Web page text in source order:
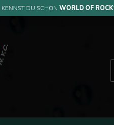
KENNST DU SCHON WORLD OF ROCK